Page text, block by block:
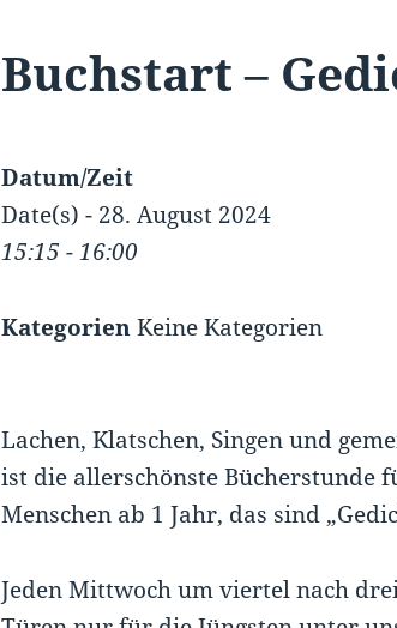
Buchstart –
Datum/Zeit
Date(s) - 28. August 2024
15:15 - 16:00
KategorienKeine Kategorien
Lachen, Klatschen, Singen und
ist die allerschönste Bücherstunde
Menschen ab 1 Jahr, das sind
Jeden Mittwoch um viertel nach